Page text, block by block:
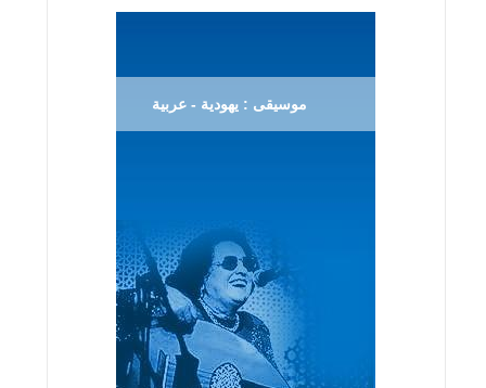
موسيقى : يهودية - عربية